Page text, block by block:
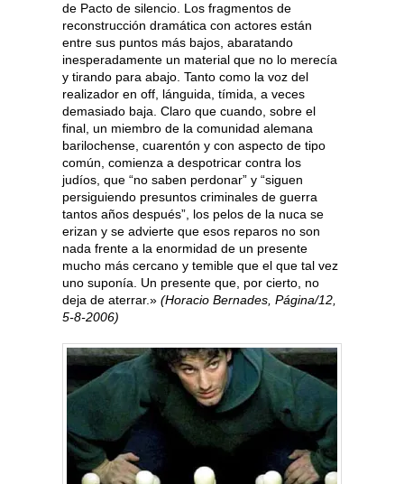
de Pacto de silencio. Los fragmentos de
reconstrucción dramática con actores están
entre sus puntos más bajos, abaratando
inesperadamente un material que no lo merecía
y tirando para abajo. Tanto como la voz del
realizador en off, lánguida, tímida, a veces
demasiado baja. Claro que cuando, sobre el
final, un miembro de la comunidad alemana
barilochense, cuarentón y con aspecto de tipo
común, comienza a despotricar contra los
judíos, que “no saben perdonar” y “siguen
persiguiendo presuntos criminales de guerra
tantos años después”, los pelos de la nuca se
erizan y se advierte que esos reparos no son
nada frente a la enormidad de un presente
mucho más cercano y temible que el que tal vez
uno suponía. Un presente que, por cierto, no
deja de aterrar.» (Horacio Bernades, Página/12,
5-8-2006)